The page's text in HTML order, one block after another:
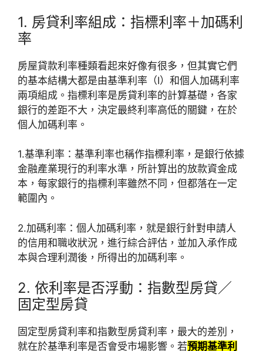
1. 房貸利率組成：指標利率＋加碼利
率
房屋貸款利率種類看起來好像有很多，但其實它們
的基本結構大都是由基準利率（I）和個人加碼利率
兩項組成。指標利率是房貸利率的計算基礎，各家
銀行的差距不大，決定最終利率高低的關鍵，在於
個人加碼利率。
1.基準利率：基準利率也稱作指標利率，是銀行依據
金融產業現行的利率水準，所計算出的放款資金成
本，每家銀行的指標利率雖然不同，但都落在一定
範圍內。
2.加碼利率：個人加碼利率，就是銀行針對申請人
的信用和職收狀況，進行綜合評估，並加入承作成
本與合理利潤後，所得出的加碼利率。
2. 依利率是否浮動：指數型房貸／
固定型房貸
固定型房貸利率和指數型房貸利率，最大的差別，
就在於基準利率是否會受市場影響。若預期基準利